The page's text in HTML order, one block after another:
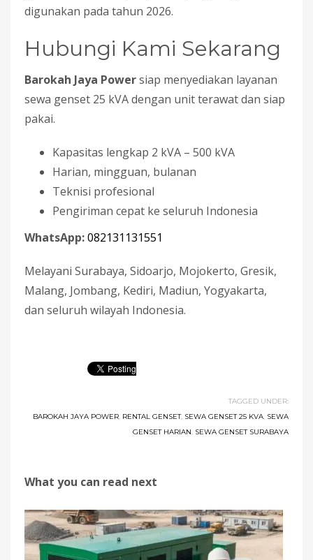
digunakan pada tahun 2026.
Hubungi Kami Sekarang
Barokah Jaya Powersiap menyediakan layanan
sewa genset 25 kVA dengan unit terawat dan siap
pakai.
Kapasitas lengkap 2 kVA – 500 kVA
Harian, mingguan, bulanan
Teknisi profesional
Pengiriman cepat ke seluruh Indonesia
WhatsApp:082131131551
Melayani Surabaya, Sidoarjo, Mojokerto, Gresik,
Malang, Jombang, Kediri, Madiun, Yogyakarta,
dan seluruh wilayah Indonesia.
TAGGED UNDER:
BAROKAH JAYA POWER, RENTAL GENSET, SEWA GENSET 25 KVA, SEWA
GENSET HARIAN, SEWA GENSET SURABAYA
What you can read next